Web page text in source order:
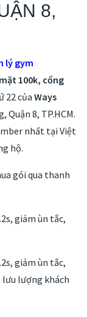
8,
lý gym
100k, cổng
22 của Ways
Quận 8, TP.HCM.
nhất tại Việt
hộ.
gói qua thanh
giảm ùn tắc,
giảm ùn tắc,
lượng khách